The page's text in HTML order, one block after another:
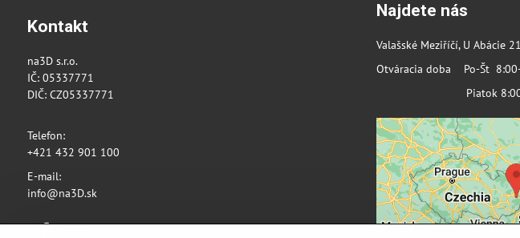
Kontakt
na3D s.r.o.
IČ: 05337771
DIČ: CZ05337771
Telefon:
+421 432 901 100
E-mail:
info@na3D.sk
Najdete nás
Valašské Meziříčí, U Abácie
Otváracia doba Po-Št
Piatok 8:00-